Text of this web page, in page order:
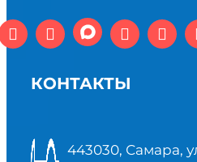
КОНТАКТЫ
443030, Самара,